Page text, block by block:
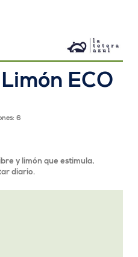
ECO
6
y limón que estimula,
diario.